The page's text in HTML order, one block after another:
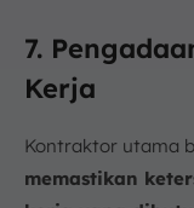
7.
Kerja
Kontraktor utama
memastikan